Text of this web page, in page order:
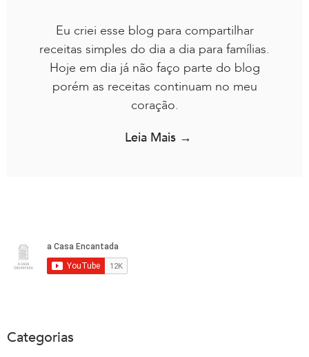
Eu criei esse blog para compartilhar
receitas simples do dia a dia para famílias.
Hoje em dia já não faço parte do blog
porém as receitas continuam no meu
coração.
Leia Mais →
Categorias